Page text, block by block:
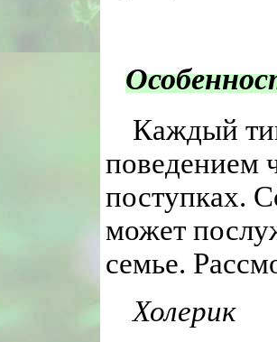
Каждый
поведением
поступках.
может
семье.
Холерик